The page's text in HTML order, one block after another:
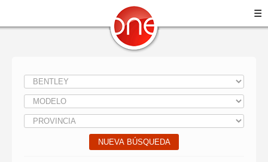
☰
NUEVA BÚSQUEDA